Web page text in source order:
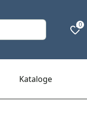
0
Kataloge